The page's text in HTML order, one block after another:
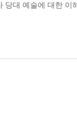
대 예술에 대한